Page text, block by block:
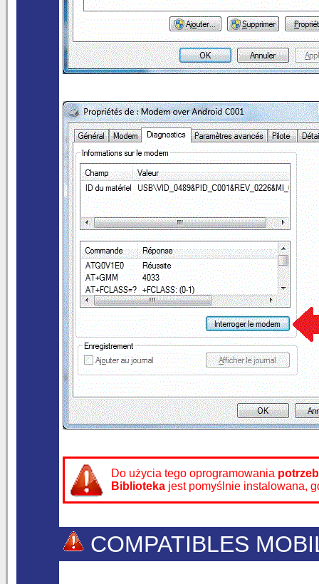
Do użycia tego oprogramowania
Biblioteka jest pomyślnie instalowana,
COMPATIBLES